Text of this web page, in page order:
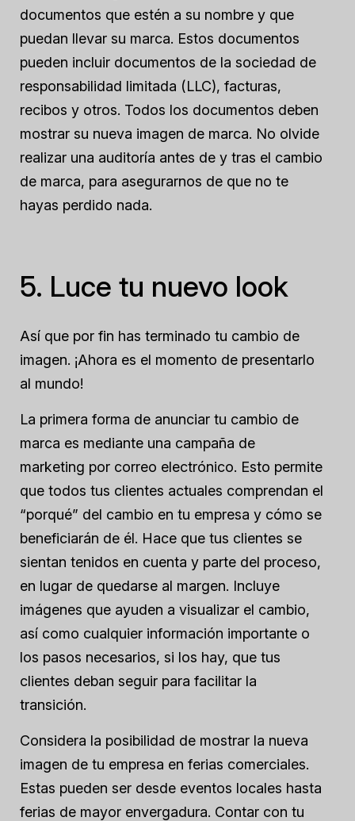
documentos que estén a su nombre y que
puedan llevar su marca. Estos documentos
pueden incluir documentos de la sociedad de
responsabilidad limitada (LLC), facturas,
recibos y otros. Todos los documentos deben
mostrar su nueva imagen de marca. No olvide
realizar una auditoría antes de y tras el cambio
de marca, para asegurarnos de que no te
hayas perdido nada.
5. Luce tu nuevo look
Así que por fin has terminado tu cambio de
imagen. ¡Ahora es el momento de presentarlo
al mundo!
La primera forma de anunciar tu cambio de
marca es mediante una campaña de
marketing por correo electrónico. Esto permite
que todos tus clientes actuales comprendan el
“porqué” del cambio en tu empresa y cómo se
beneficiarán de él. Hace que tus clientes se
sientan tenidos en cuenta y parte del proceso,
en lugar de quedarse al margen. Incluye
imágenes que ayuden a visualizar el cambio,
así como cualquier información importante o
los pasos necesarios, si los hay, que tus
clientes deban seguir para facilitar la
transición.
Considera la posibilidad de mostrar la nueva
imagen de tu empresa en ferias comerciales.
Estas pueden ser desde eventos locales hasta
ferias de mayor envergadura. Contar con tu